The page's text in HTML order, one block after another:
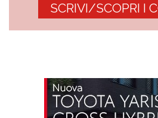
SCRIVI/SCOPRI I